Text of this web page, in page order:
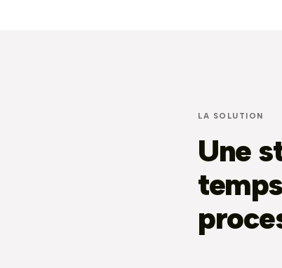
LA SOLUTION
Une